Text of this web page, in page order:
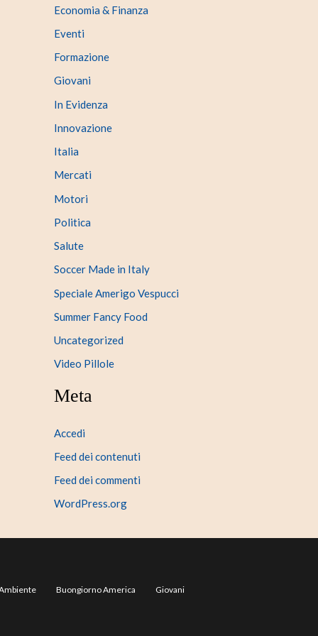
Economia & Finanza
Eventi
Formazione
Giovani
In Evidenza
Innovazione
Italia
Mercati
Motori
Politica
Salute
Soccer Made in Italy
Speciale Amerigo Vespucci
Summer Fancy Food
Uncategorized
Video Pillole
Meta
Accedi
Feed dei contenuti
Feed dei commenti
WordPress.org
Buongiorno America Giovani